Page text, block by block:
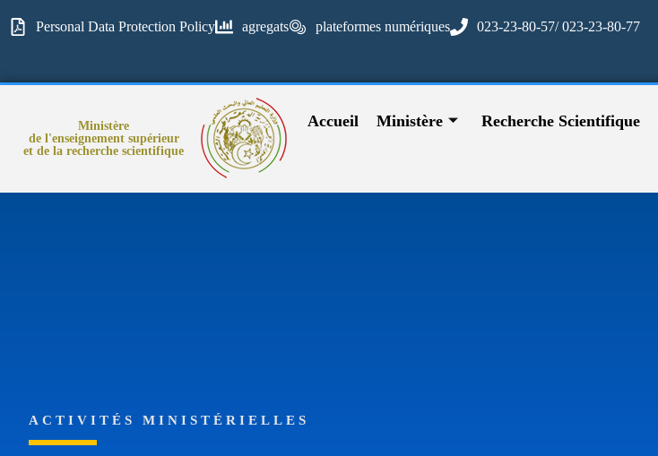
Personal Data Protection Policy agregats plateformes numériques 023-23-80-57/ 023-23-80-77
Ministère
de l'enseignement supérieur
et de la recherche scientifique
Accueil Ministère Recherche Scientifique
ACTIVITÉS MINISTÉRIELLES